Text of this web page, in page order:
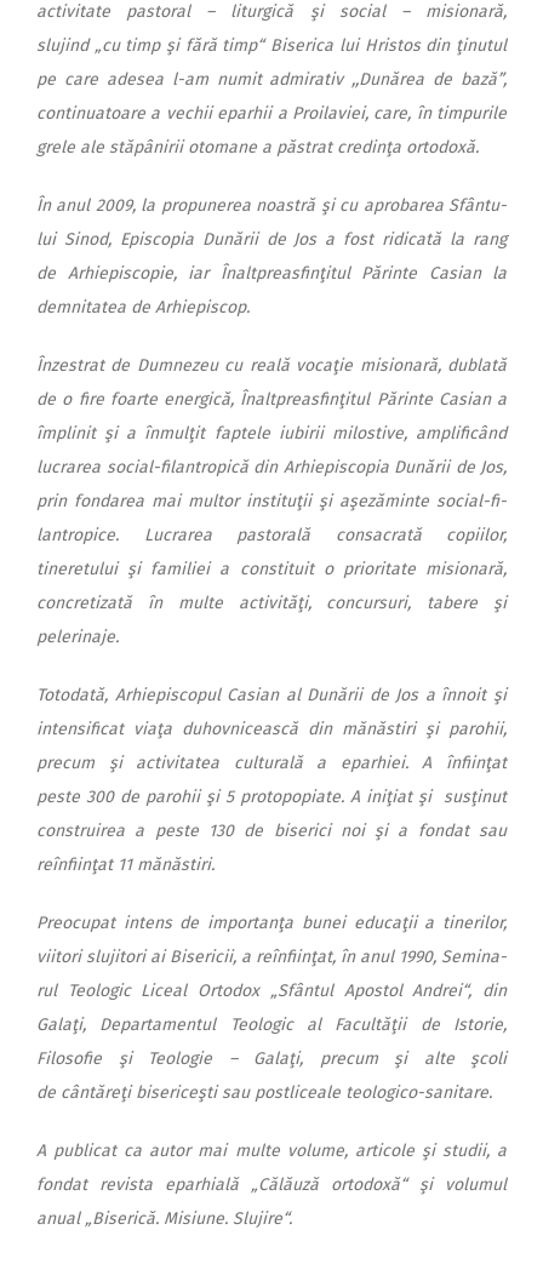
activitate pastoral – liturgică şi social – misionară,
slujind „cu timp şi fără timp“ Biserica lui Hristos din ţinu­tul
pe care adesea l-am numit admirativ ,,Dunărea de bază”,
continuatoare a vechii eparhii a Proilaviei, care, în timpurile
grele ale stăpânirii otomane a păstrat credinţa ortodoxă.
În anul 2009, la propunerea noastră şi cu aprobarea Sfân­tu­
lui Sinod, Episcopia Dunării de Jos a fost ridicată la rang
de Arhiepiscopie, iar Înaltprea­sfinţitul Părinte Casian la
demnitatea de Arhiepiscop.
Înzestrat de Dumnezeu cu reală vocaţie misionară, dublată
de o fire foarte energică, Înaltpreasfinţitul Pă­rin­te Casian a
împlinit şi a în­mul­ţit faptele iubirii milostive, amplificând
lucrarea social-filantropică din Arhiepiscopia Dunării de Jos,
prin fondarea mai multor instituţii şi aşezăminte social-fi­
lan­tropice. Lucrarea pastorală con­sacrată copiilor,
tineretului şi familiei a constituit o prioritate misionară,
concretizată în multe activităţi, concursuri, ta­bere şi
pelerinaje.
Totodată, Arhiepiscopul Ca­sian al Dunării de Jos a înnoit şi
intensificat viaţa duhovnicească din mănăstiri şi parohii,
precum şi activitatea culturală a epar­hiei. A înfiinţat
peste 300 de pa­ro­hii şi 5 protopopiate. A iniţiat şi susţinut
construirea a peste 130 de biserici noi şi a fondat sau
reînfiinţat 11 mănăstiri.
Preocupat intens de importanţa bunei educaţii a tinerilor,
viitori slujitori ai Bisericii, a reînfiinţat, în anul 1990, Se­mi­na­
rul Teologic Liceal Ortodox „Sfân­tul Apostol Andrei“, din
Galaţi, Departamentul Teologic al Facultăţii de Istorie,
Filosofie şi Teologie – Galaţi, precum şi al­te şcoli
de cântăreţi bisericeşti sau postliceale teologico-sani­tare.
A publicat ca autor mai multe volume, articole şi studii, a
fondat revista eparhială „Călăuză ortodoxă“ şi volumul
anual „Biserică. Misiune. Slujire“.